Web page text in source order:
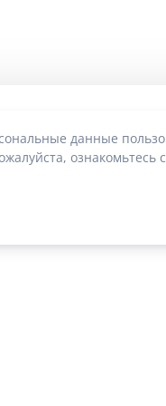
данные
ознакомьтесь с